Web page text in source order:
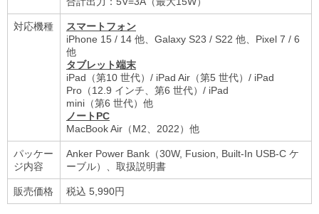
対応機種
スマートフォン
iPhone 15 / 14 他、Galaxy S23 / S22 他、Pixel 7 / 6
他
タブレット端末
iPad（第10 世代）/ iPad Air（第5 世代）/ iPad
Pro（12.9 インチ、第6 世代）/ iPad
mini（第6 世代）他
ノートPC
MacBook Air（M2、2022）他
パッケー
ジ内容
Anker Power Bank（30W, Fusion, Built-In USB-C ケ
ーブル）、取扱説明書
販売価格 税込 5,990円